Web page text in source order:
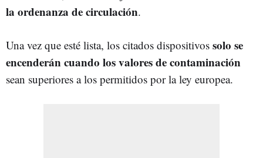
la ordenanza de circulación.
Una vez que esté lista, los citados dispositivos solo se
encenderán cuando los valores de contaminación
sean superiores a los permitidos por la ley europea.